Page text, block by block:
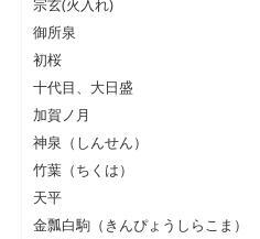
宗玄(火入れ)
御所泉
初桜
十代目、大日盛
加賀ノ月
神泉（しんせん）
竹葉（ちくは）
天平
金瓢白駒（きんぴょうしらこま）